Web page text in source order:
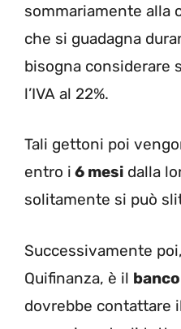
sommariamente alla
che si guadagna
bisogna considerare
l’IVA al 22%.
Tali gettoni poi
entro i 6 mesi dalla
solitamente si può
Successivamente
Quifinanza, è il
dovrebbe contattare